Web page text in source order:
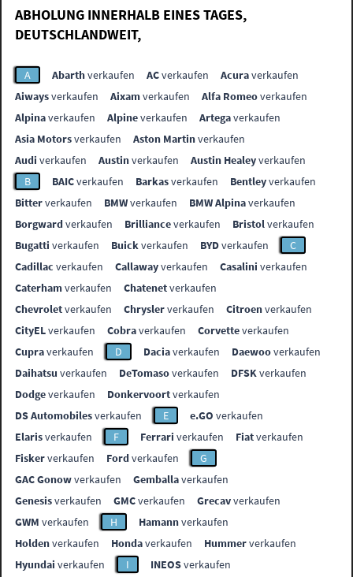
ABHOLUNG INNERHALB EINES TAGES,
DEUTSCHLANDWEIT,
A Abarthverkaufen ACverkaufen Acuraverkaufen
Aiwaysverkaufen Aixamverkaufen Alfa Romeoverkaufen
Alpinaverkaufen Alpineverkaufen Artegaverkaufen
Asia Motorsverkaufen Aston Martinverkaufen
Audi verkaufen Austinverkaufen Austin Healeyverkaufen
B
BAICverkaufen Barkasverkaufen Bentleyverkaufen
Bitterverkaufen BMWverkaufen BMW Alpinaverkaufen
Borgwardverkaufen Brillianceverkaufen Bristolverkaufen
Bugatti verkaufen Buickverkaufen BYDverkaufen
C
Cadillac verkaufen Callawayverkaufen Casalini verkaufen
Caterhamverkaufen Chatenetverkaufen
Chevroletverkaufen Chryslerverkaufen Citroenverkaufen
CityELverkaufen Cobraverkaufen Corvetteverkaufen
Cupraverkaufen D Daciaverkaufen Daewooverkaufen
Daihatsu verkaufen DeTomasoverkaufen DFSKverkaufen
Dodgeverkaufen Donkervoortverkaufen
DS Automobilesverkaufen E e.GO verkaufen
Elarisverkaufen F Ferrari verkaufen Fiatverkaufen
Fiskerverkaufen Fordverkaufen
G
GAC Gonowverkaufen Gemballaverkaufen
Genesisverkaufen GMCverkaufen Grecavverkaufen
GWM verkaufen H Hamannverkaufen
Holdenverkaufen Hondaverkaufen Hummerverkaufen
Hyundai verkaufen I INEOSverkaufen